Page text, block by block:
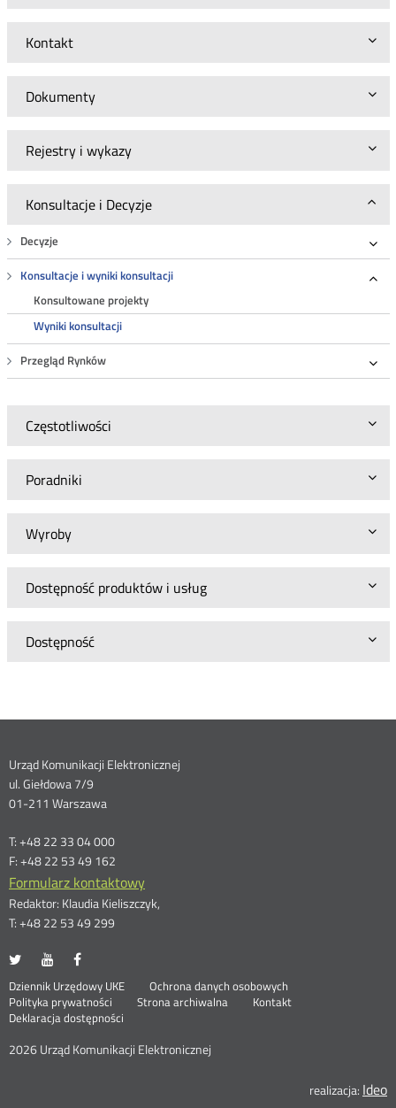
Kontakt
Dokumenty
Rejestry i wykazy
Konsultacje i Decyzje
Decyzje
Konsultacje i wyniki konsultacji
Konsultowane projekty
Wyniki konsultacji
Przegląd Rynków
Częstotliwości
Poradniki
Wyroby
Dostępność produktów i usług
Dostępność
Dane
kontaktowe
Urząd Komunikacji Elektronicznej
ul. Giełdowa 7/9
01-211 Warszawa
T: +48 22 33 04 000
F: +48 22 53 49 162
Formularz kontaktowy
Redaktor: Klaudia Kieliszczyk,
T: +48 22 53 49 299
UKE
portalu
Twitter
Otwórz
nowym
oknie
UKE
portalu
Youtube
Otwórz
nowym
oknie
portalu
Facebook
nowym
oknie
Stopka
menu
Dziennik Urzędowy UKE Otwórz
Ochrona danych osobowych
Polityka prywatności
Otwórz
w
oknie
Strona archiwalna
Kontakt
Deklaracja dostępności
2026 Urząd Komunikacji Elektronicznej
realizacja: Ideo